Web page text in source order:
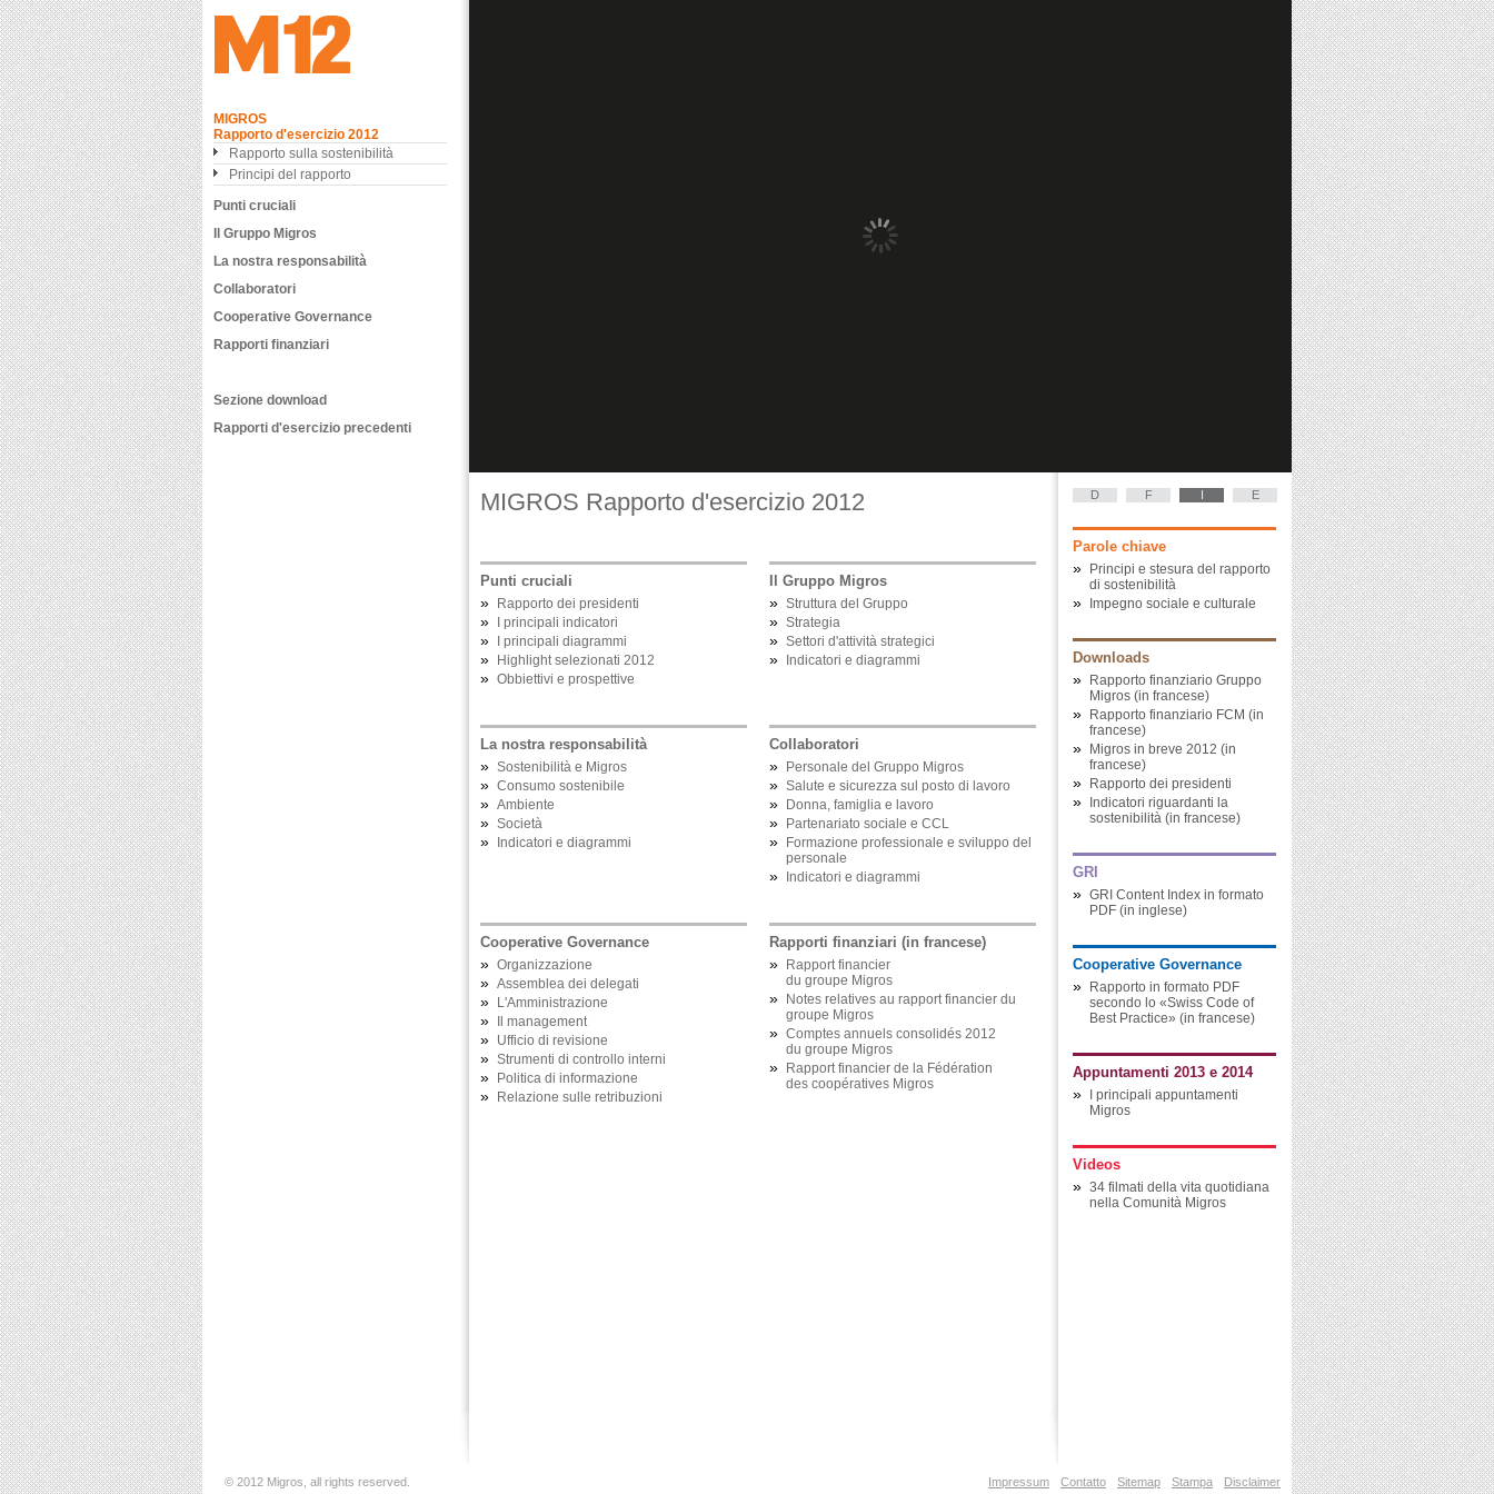
MIGROS
Rapporto d'esercizio 2012
Rapporto sulla sostenibilità
Principi del rapporto
Punti cruciali
Il Gruppo Migros
La nostra responsabilità
Collaboratori
Cooperative Governance
Rapporti finanziari
Sezione download
Rapporti d'esercizio precedenti
MIGROS Rapporto d'esercizio 2012
Punti cruciali
» Rapporto dei presidenti
» I principali indicatori
» I principali diagrammi
» Highlight selezionati 2012
» Obbiettivi e prospettive
Il Gruppo Migros
» Struttura del Gruppo
» Strategia
» Settori d'attività strategici
» Indicatori e diagrammi
La nostra responsabilità
» Sostenibilità e Migros
» Consumo sostenibile
» Ambiente
» Società
» Indicatori e diagrammi
Collaboratori
» Personale del Gruppo Migros
» Salute e sicurezza sul posto di lavoro
» Donna, famiglia e lavoro
» Partenariato sociale e CCL
»
Formazione professionale e sviluppo del
personale
» Indicatori e diagrammi
Cooperative Governance
» Organizzazione
» Assemblea dei delegati
» L'Amministrazione
» Il management
» Ufficio di revisione
» Strumenti di controllo interni
» Politica di informazione
» Relazione sulle retribuzioni
Rapporti finanziari (in francese)
»
Rapport financier
du groupe Migros
»
Notes relatives au rapport financier du
groupe Migros
» Comptes annuels consolidés 2012
du groupe Migros
»
Rapport financier de la Fédération
des coopératives Migros
D F I E
Parole chiave
»
Principi e stesura del rapporto
di sostenibilità
» Impegno sociale e culturale
Downloads
»
Rapporto finanziario Gruppo
Migros (in francese)
»
Rapporto finanziario FCM (in
francese)
»
Migros in breve 2012 (in
francese)
» Rapporto dei presidenti
»
Indicatori riguardanti la
sostenibilità (in francese)
GRI
» GRI Content Index in formato
PDF (in inglese)
Cooperative Governance
»
Rapporto in formato PDF
secondo lo «Swiss Code of
Best Practice» (in francese)
Appuntamenti 2013 e 2014
»
I principali appuntamenti
Migros
Videos
» 34 filmati della vita quotidiana
nella Comunità Migros
Impressum Contatto Sitemap Stampa Disclaimer
© 2012 Migros, all rights reserved.